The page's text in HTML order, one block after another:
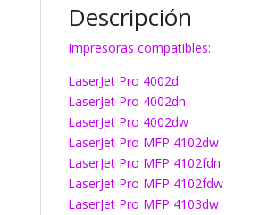
Descripción
Impresoras compatibles:
LaserJet Pro 4002d
LaserJet Pro 4002dn
LaserJet Pro 4002dw
LaserJet Pro MFP 4102dw
LaserJet Pro MFP 4102fdn
LaserJet Pro MFP 4102fdw
LaserJet Pro MFP 4103dw